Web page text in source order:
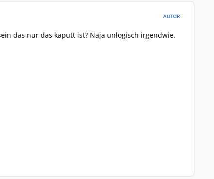
AUTOR
das nur das kaputt ist? Naja unlogisch irgendwie.